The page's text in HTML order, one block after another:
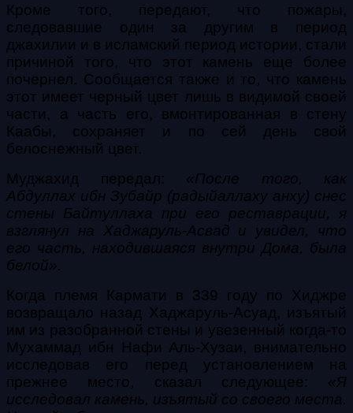
Кроме того, передают, что пожары,
следовавшие один за другим в период
джахилии и в исламский период истории, стали
причиной того, что этот камень еще более
почернел. Сообщается также и то, что камень
этот имеет черный цвет лишь в видимой своей
части, а часть его, вмонтированная в стену
Каабы, сохраняет и по сей день свой
белоснежный цвет.
Муджахид передал: «После того, как
Абдуллах ибн Зубайр (радыйаллаху анху) снес
стены Байтуллаха при его реставрации, я
взглянул на Хаджаруль-Асвад и увидел, что
его часть, находившаяся внутри Дома, была
белой».
Когда племя Кармати в 339 году по Хиджре
возвращало назад Хаджаруль-Асуад, изъятый
им из разобранной стены и увезенный когда-то
Мухаммад ибн Нафи Аль-Хузаи, внимательно
исследовав его перед установлением на
прежнее место, сказал следующее: «Я
исследовал камень, изъятый со своего места.